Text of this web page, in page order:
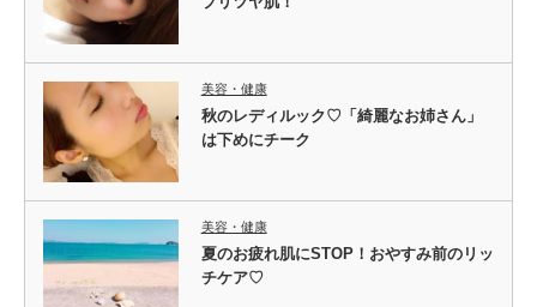
美容・健康
秋のレディルック♡「綺麗なお姉さん」
は下めにチーク
美容・健康
夏のお疲れ肌にSTOP！おやすみ前のリッ
チケア♡